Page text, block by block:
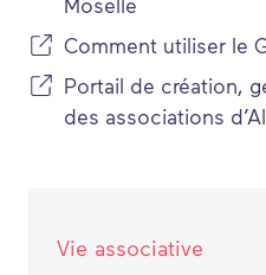
Comment utiliser le
Portail de création,
des associations
Vie associative